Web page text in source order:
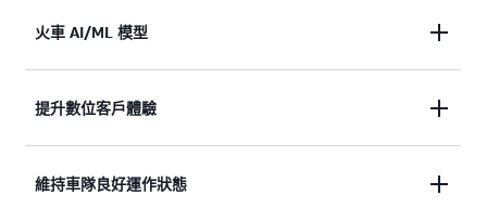
火車 AI/ML 模型
進階駕駛員輔助系統的機器學習模型。
提升數位客戶體驗
程式洞察更具相關性。
維持車隊良好運作狀態